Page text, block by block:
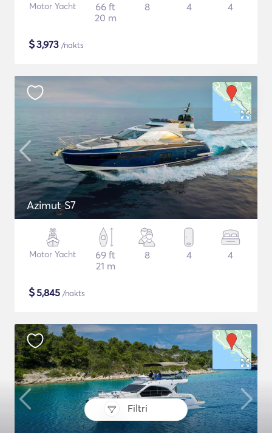
Filtri
Motor Yacht
66 ft
20 m
8 4 4
$3,973 /nakts
Azimut S7
Motor Yacht
69 ft
21 m
8 4 4
$5,845 /nakts